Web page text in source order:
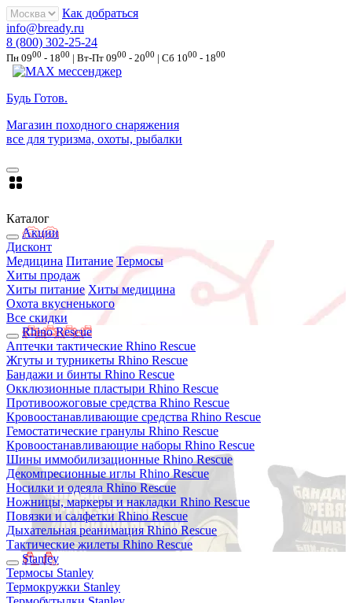
Как добраться
info@bready.ru
8 (800) 302-25-24
Пн 0900 - 1800 | Вт-Пт 0900 - 2000 | Сб 1000 - 1800
Будь Готов.
Магазин походного снаряжения
все для туризма, охоты, рыбалки
Каталог
Акции
Дисконт
Медицина Питание Термосы
Хиты продаж
Хиты питание Хиты медицина
Охота вкусненького
Все скидки
Rhino Rescue
Аптечки тактические Rhino Rescue
Жгуты и турникеты Rhino Rescue
Бандажи и бинты Rhino Rescue
Окклюзионные пластыри Rhino Rescue
Противоожоговые средства Rhino Rescue
Кровоостанавливающие средства Rhino Rescue
Гемостатические гранулы Rhino Rescue
Кровоостанавливающие наборы Rhino Rescue
Шины иммобилизационные Rhino Rescue
Декомпресионные иглы Rhino Rescue
Носилки и одеяла Rhino Rescue
Ножницы, маркеры и накладки Rhino Rescue
Повязки и салфетки Rhino Rescue
Дыхательная реанимация Rhino Rescue
Тактические жилеты Rhino Rescue
Stanley
Термосы Stanley
Термокружки Stanley